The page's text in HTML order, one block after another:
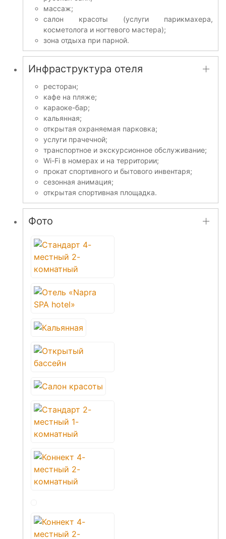
массаж;
салон красоты (услуги парикмахера,
косметолога и ногтевого мастера);
зона отдыха при парной.
Инфраструктура отеля
ресторан;
кафе на пляже;
караоке-бар;
кальянная;
открытая охраняемая парковка;
услуги прачечной;
транспортное и экскурсионное обслуживание;
Wi-Fi в номерах и на территории;
прокат спортивного и бытового инвентаря;
сезонная анимация;
открытая спортивная площадка.
Фото